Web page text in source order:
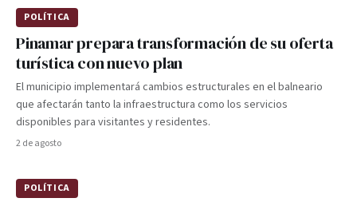
POLÍTICA
Pinamar prepara transformación de su oferta
turística con nuevo plan
El municipio implementará cambios estructurales en el balneario
que afectarán tanto la infraestructura como los servicios
disponibles para visitantes y residentes.
2 de agosto
POLÍTICA